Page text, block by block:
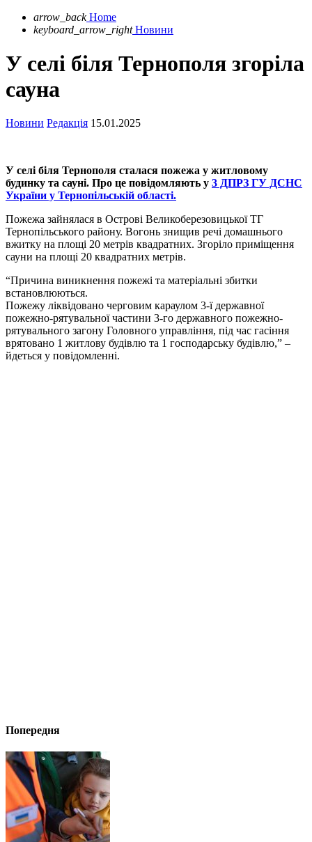
arrow_back Home
keyboard_arrow_right Новини
У селі біля Тернополя згоріла
сауна
Новини Редакція 15.01.2025
У селі біля Тернополя сталася пожежа у житловому
будинку та сауні. Про це повідомляють у 3 ДПРЗ ГУ ДСНС
України у Тернопільській області.
Пожежа зайнялася в Острові Великоберезовицької ТГ
Тернопільського району. Вогонь знищив речі домашнього
вжитку на площі 20 метрів квадратних. Згоріло приміщення
сауни на площі 20 квадратних метрів.
“Причина виникнення пожежі та матеріальні збитки
встановлюються.
Пожежу ліквідовано черговим караулом 3-ї державної
пожежно-рятувальної частини 3-го державного пожежно-
рятувального загону Головного управління, під час гасіння
врятовано 1 житлову будівлю та 1 господарську будівлю,” –
йдеться у повідомленні.
Попередня